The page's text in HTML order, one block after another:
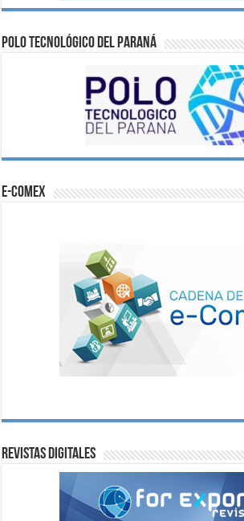
Polo Tecnológico del Paraná
e-comex
Revistas digitales